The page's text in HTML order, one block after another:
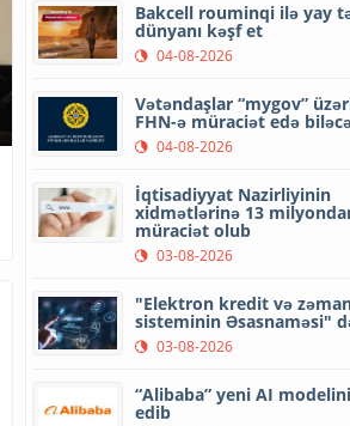
Bakcell rouminqi ilə yay
dünyanı kəşf et
04-08-2026
Vətəndaşlar “mygov”
FHN-ə müraciət edə
04-08-2026
İqtisadiyyat Nazirliyinin
xidmətlərinə 13
müraciət olub
03-08-2026
"Elektron kredit və
sisteminin Əsasnaməsi"
03-08-2026
“Alibaba” yeni AI
edib